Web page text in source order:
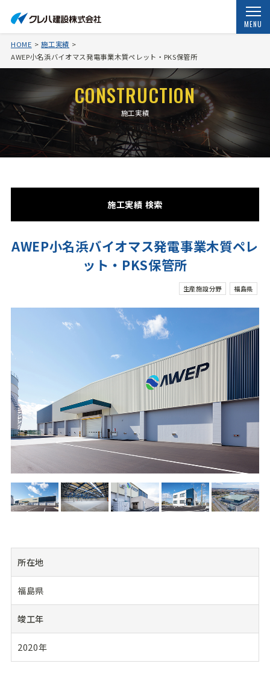
MENU
HOME
施工実績
AWEP小名浜バイオマス発電事業木質ペレット・PKS保管所
CONSTRUCTION
施工実績
施工実績 検索
AWEP小名浜バイオマス発電事業木質ペレ
ット・PKS保管所
生産施設分野 福島県
所在地
福島県
竣工年
2020年